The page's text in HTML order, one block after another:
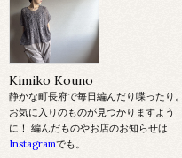
Kimiko Kouno
静かな町長府で毎日編んだり喋ったり。
お気に入りのものが見つかりますよう
に！ 編んだものやお店のお知らせは
Instagramでも。